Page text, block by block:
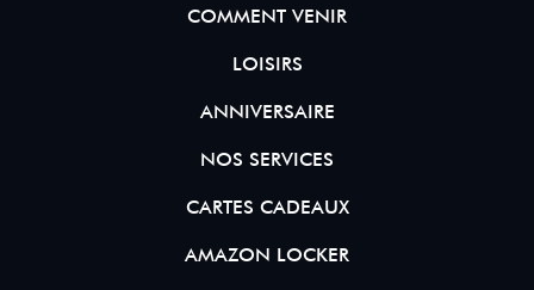
COMMENT VENIR
LOISIRS
ANNIVERSAIRE
NOS SERVICES
CARTES CADEAUX
AMAZON LOCKER